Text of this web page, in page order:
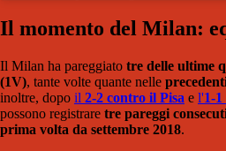
Il momento del Milan:
Il Milan ha pareggiato tre delle ultime
(1V), tante volte quante nelle
inoltre, dopo il 2-2 contro il Pisa e l'1-
possono registrare tre pareggi
prima volta da settembre 2018.